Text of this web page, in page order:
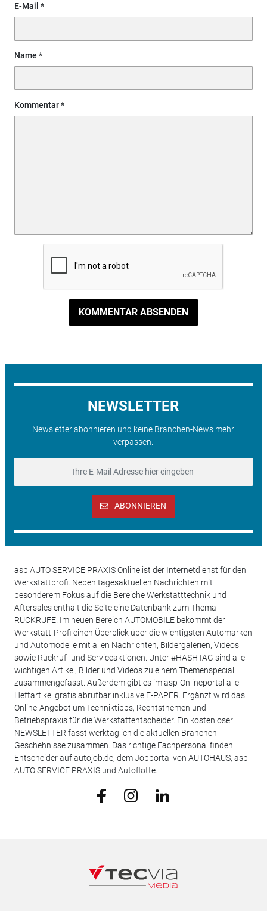
E-Mail
Name
Kommentar
KOMMENTAR ABSENDEN
NEWSLETTER
Newsletter abonnieren und keine Branchen-News mehr
verpassen.
ABONNIEREN
asp AUTO SERVICE PRAXIS Online ist der Internetdienst für den
Werkstattprofi. Neben tagesaktuellen Nachrichten mit
besonderem Fokus auf die Bereiche Werkstatttechnik und
Aftersales enthält die Seite eine Datenbank zum Thema
RÜCKRUFE. Im neuen Bereich AUTOMOBILE bekommt der
Werkstatt-Profi einen Überblick über die wichtigsten Automarken
und Automodelle mit allen Nachrichten, Bildergalerien, Videos
sowie Rückruf- und Serviceaktionen. Unter #HASHTAG sind alle
wichtigen Artikel, Bilder und Videos zu einem Themenspecial
zusammengefasst. Außerdem gibt es im asp-Onlineportal alle
Heftartikel gratis abrufbar inklusive E-PAPER. Ergänzt wird das
Online-Angebot um Techniktipps, Rechtsthemen und
Betriebspraxis für die Werkstattentscheider. Ein kostenloser
NEWSLETTER fasst werktäglich die aktuellen Branchen-
Geschehnisse zusammen. Das richtige Fachpersonal finden
Entscheider auf autojob.de, dem Jobportal von AUTOHAUS, asp
AUTO SERVICE PRAXIS und Autoflotte.